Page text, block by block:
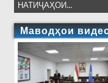
НАТИҶАҲОИ...
Маводҳои